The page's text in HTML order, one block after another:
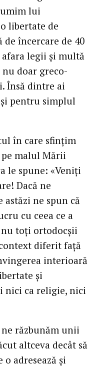
lui
libertate de
încercare de 40
afara legii și multă
doar greco-
Însă dintre ai
pentru simplul
în care sfințim
malul Mării
le spune: «Veniți
Dacă ne
ne spun că
cu ceea ce a
nu toți ortodocșii
diferit față
interioară
și
nici ca religie, nici
răzbunăm unii
altceva decât să
adresează și